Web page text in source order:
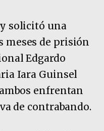
solicitó una
meses de prisión
Edgardo
Iara Guinsel
enfrentan
de contrabando.